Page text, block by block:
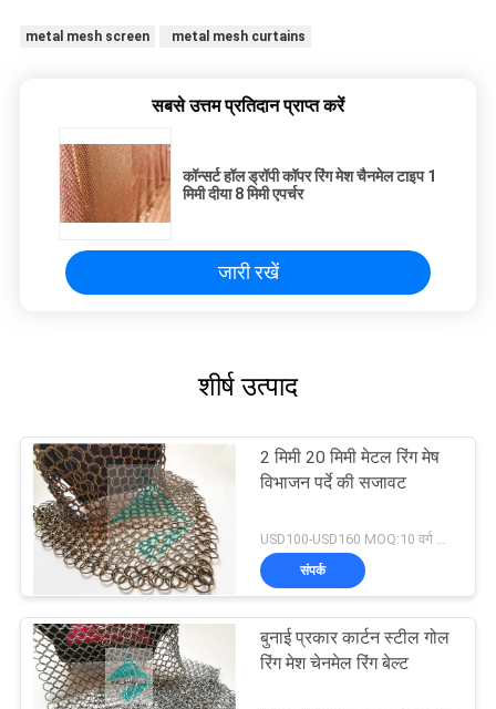
metal mesh screen metal mesh curtains
सबसे उत्तम प्रतिदान प्राप्त करें
कॉन्सर्ट हॉल ड्रॉपी कॉपर रिंग मेश चैनमेल टाइप 1
मिमी दीया 8 मिमी एपर्चर
जारी रखें
शीर्ष उत्पाद
2 मिमी 20 मिमी मेटल रिंग मेष
विभाजन पर्दे की सजावट
संपर्क
बुनाई प्रकार कार्टन स्टील गोल
रिंग मेश चेनमेल रिंग बेल्ट